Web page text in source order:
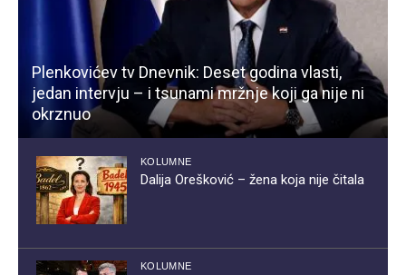
Plenkovićev tv Dnevnik: Deset godina vlasti,
jedan intervju – i tsunami mržnje koji ga nije ni
okrznuo
KOLUMNE
Dalija Orešković – žena koja nije čitala
KOLUMNE